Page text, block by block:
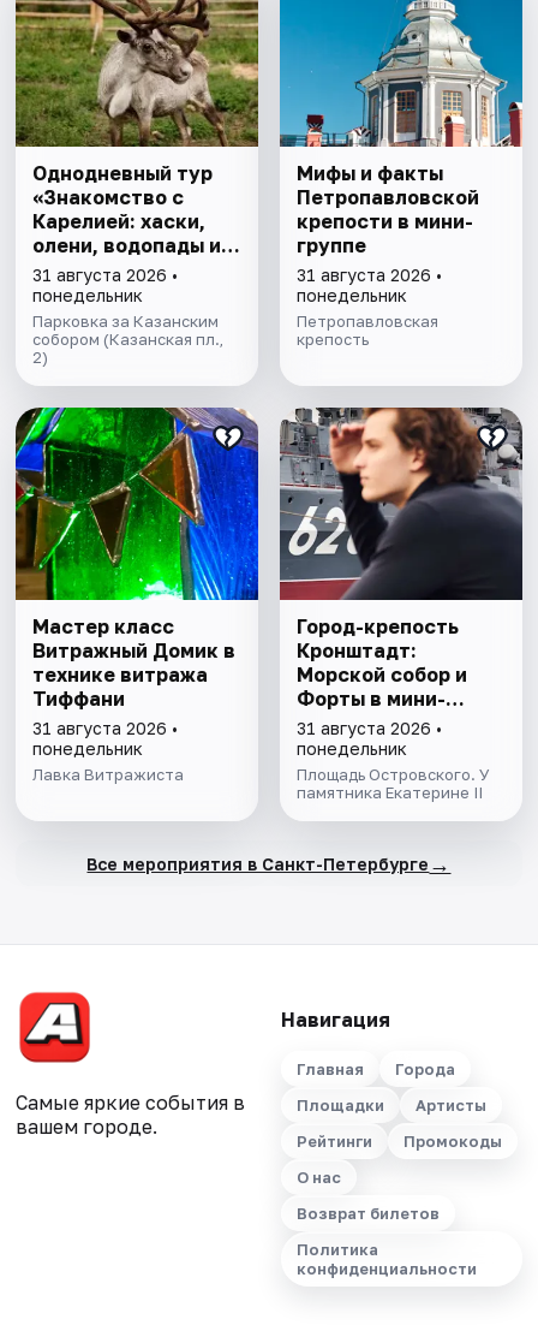
Однодневный тур
«Знакомство с
Карелией: хаски,
олени, водопады и
горный парк
"Рускеала»
31 августа 2026 •
понедельник
Парковка за Казанским
собором (Казанская пл.,
2)
Мифы и факты
Петропавловской
крепости в мини-
группе
31 августа 2026 •
понедельник
Петропавловская
крепость
Мастер класс
Витражный Домик в
технике витража
Тиффани
31 августа 2026 •
понедельник
Лавка Витражиста
Город-крепость
Кронштадт:
Морской собор и
Форты в мини-
группе
31 августа 2026 •
понедельник
Площадь Островского. У
памятника Екатерине II
Все мероприятия в Санкт-Петербурге →
Самые яркие события в
вашем городе.
Навигация
Главная
Города
Площадки
Артисты
Рейтинги
Промокоды
О нас
Возврат билетов
Политика
конфиденциальности